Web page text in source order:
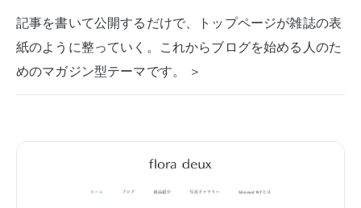
記事を書いて公開するだけで、トップページが雑誌の表
紙のように整っていく。これからブログを始める人のた
めのマガジン型テーマです。 ＞